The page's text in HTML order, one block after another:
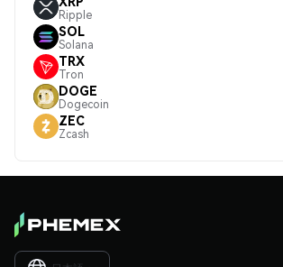
Ripple
SOL
Solana
TRX
Tron
DOGE
Dogecoin
ZEC
Zcash